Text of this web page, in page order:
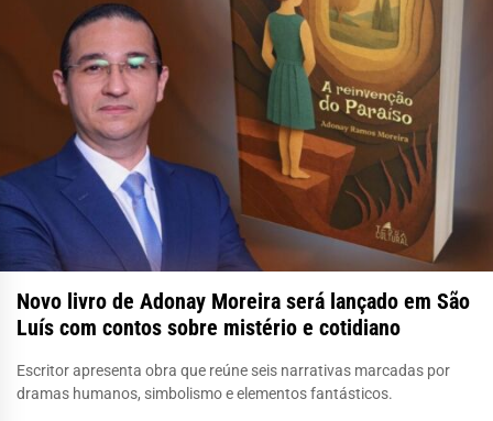
Novo livro de Adonay Moreira será lançado em São
Luís com contos sobre mistério e cotidiano
Escritor apresenta obra que reúne seis narrativas marcadas por
dramas humanos, simbolismo e elementos fantásticos.